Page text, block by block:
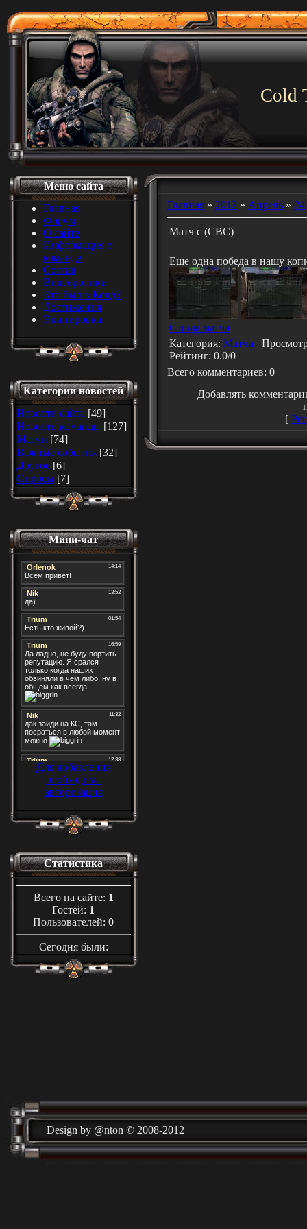
Cold
Меню сайта
Главная
Форум
О сайте
Информация о
команде
Состав
Видеоролики
Кто был в Колд?
Достижения
Экипировка
Категории новостей
Новости сайта [49]
Новости команды [127]
Матчи [74]
Важные события [32]
Другое [6]
Опросы [7]
Мини-чат
Для добавления
необходима
авторизация
Статистика
Всего на сайте: 1
Гостей: 1
Пользователей: 0
Сегодня были:
Главная » 2012 » Апрель » 24
Матч с (СВС)
Еще одна победа в нашу
Стрим матча
Категория: Матчи |
Рейтинг: 0.0/0
Всего комментариев: 0
Добавлять
[
Design by @nton © 2008-2012